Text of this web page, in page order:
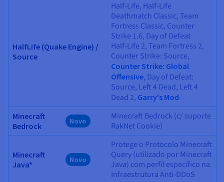
HalfLife (Quake Engine) /
Source
Half-Life, Half-Life
Deathmatch Classic, Team
Fortress Classic, Counter
Strike 1.6, Day of Defeat
Half-Life 2, Team Fortress 2,
Counter Strike: Source,
Counter Strike: Global
Offensive, Day of Defeat:
Source, Left 4 Dead, Left 4
Dead 2, Garry's Mod
Minecraft
Bedrock
Novo
Minecraft Bedrock (c/ suporte
RakNet Cookie)
Minecraft
Java*
Novo
Protege o Protocolo Minecraft
Query (utilizado por Minecraft
Java) com perfil específico na
Infraestrutura Anti-DDoS